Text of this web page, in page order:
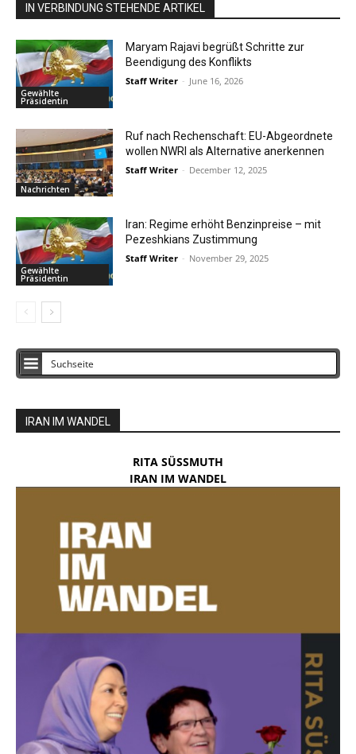
IN VERBINDUNG STEHENDE ARTIKEL
Gewählte
Präsidentin
Maryam Rajavi begrüßt Schritte zur
Beendigung des Konflikts
Staff Writer - June 16, 2026
Nachrichten
Ruf nach Rechenschaft: EU-Abgeordnete
wollen NWRI als Alternative anerkennen
Staff Writer - December 12, 2025
Gewählte
Präsidentin
Iran: Regime erhöht Benzinpreise – mit
Pezeshkians Zustimmung
Staff Writer - November 29, 2025
IRAN IM WANDEL
RITA SÜSSMUTH
IRAN IM WANDEL